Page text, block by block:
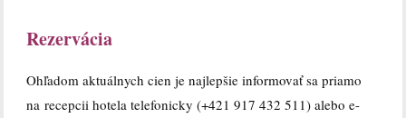
Rezervácia
Ohľadom aktuálnych cien je najlepšie informovať sa priamo
na recepcii hotela telefonicky (+421 917 432 511) alebo e-